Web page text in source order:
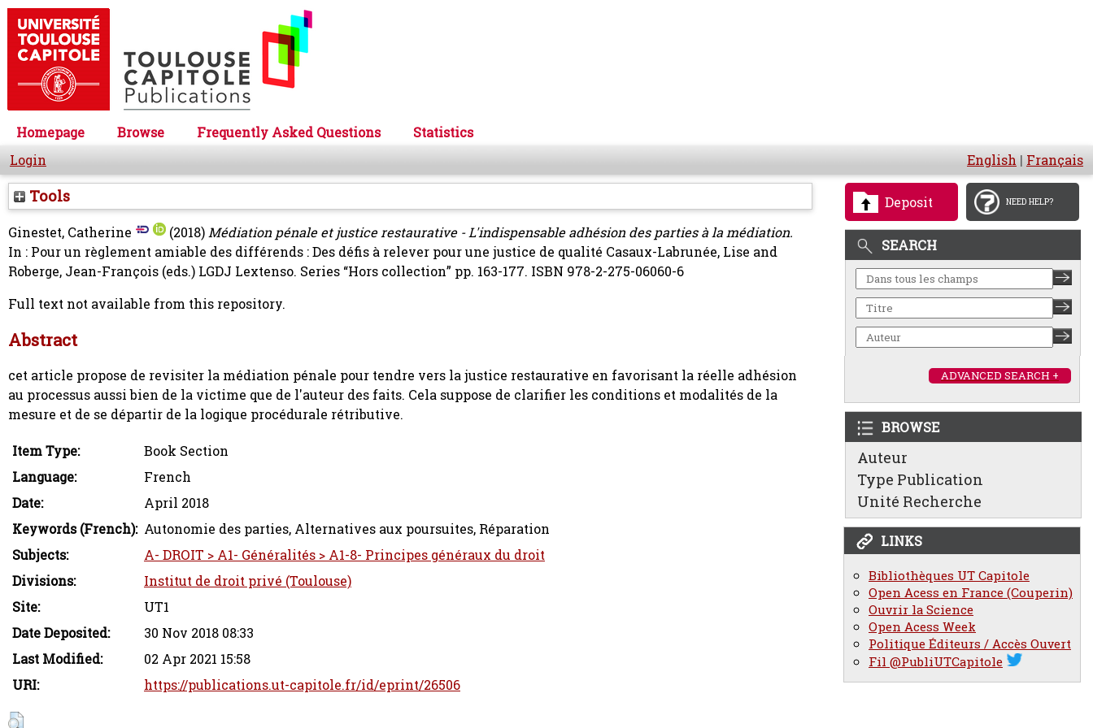
Homepage Browse Frequently Asked Questions
Statistics
Login
English | Français
Deposit NEED HELP?
SEARCH
ADVANCED SEARCH +
BROWSE
Auteur
Type Publication
Unité Recherche
LINKS
Bibliothèques UT Capitole
Open Acess en France (Couperin)
Ouvrir la Science
Open Acess Week
Politique Éditeurs / Accès Ouvert
Fil @PubliUTCapitole
Tools
Ginestet, Catherine (2018)Médiation pénale et justice restaurative - L'indispensable adhésion des parties à la médiation.
In : Pour un règlement amiable des différends : Des défis à relever pour une justice de qualité Casaux-Labrunée, Lise and
Roberge, Jean-François (eds.) LGDJ Lextenso. Series “Hors collection” pp. 163-177. ISBN 978-2-275-06060-6
Full text not available from this repository.
Abstract
cet article propose de revisiter la médiation pénale pour tendre vers la justice restaurative en favorisant la réelle adhésion
au processus aussi bien de la victime que de l'auteur des faits. Cela suppose de clarifier les conditions et modalités de la
mesure et de se départir de la logique procédurale rétributive.
Item Type:
Book Section
Language:
French
Date:
April 2018
Keywords (French): Autonomie des parties, Alternatives aux poursuites, Réparation
Subjects:
A- DROIT > A1- Généralités > A1-8- Principes généraux du droit
Divisions:
Institut de droit privé (Toulouse)
Site:
UT1
Date Deposited:
30 Nov 2018 08:33
Last Modified:
02 Apr 2021 15:58
URI:
https://publications.ut-capitole.fr/id/eprint/26506